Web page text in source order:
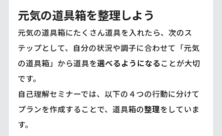
元気の道具箱を整理しよう
元気の道具箱にたくさん道具を入れたら、次のス
テップとして、自分の状況や調子に合わせて「元気
の道具箱」から道具を選べるようになることが大切
です。
自己理解セミナーでは、以下の４つの行動に分けて
プランを作成することで、道具箱の整理をしていま
す。